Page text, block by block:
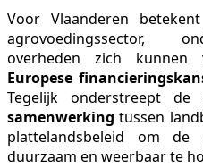
Voor Vlaanderen
agrovoedingssector,
overheden zich kunnen
Europese
Tegelijk onderstreept
samenwerking tussen
plattelandsbeleid om de
duurzaam en weerbaar te